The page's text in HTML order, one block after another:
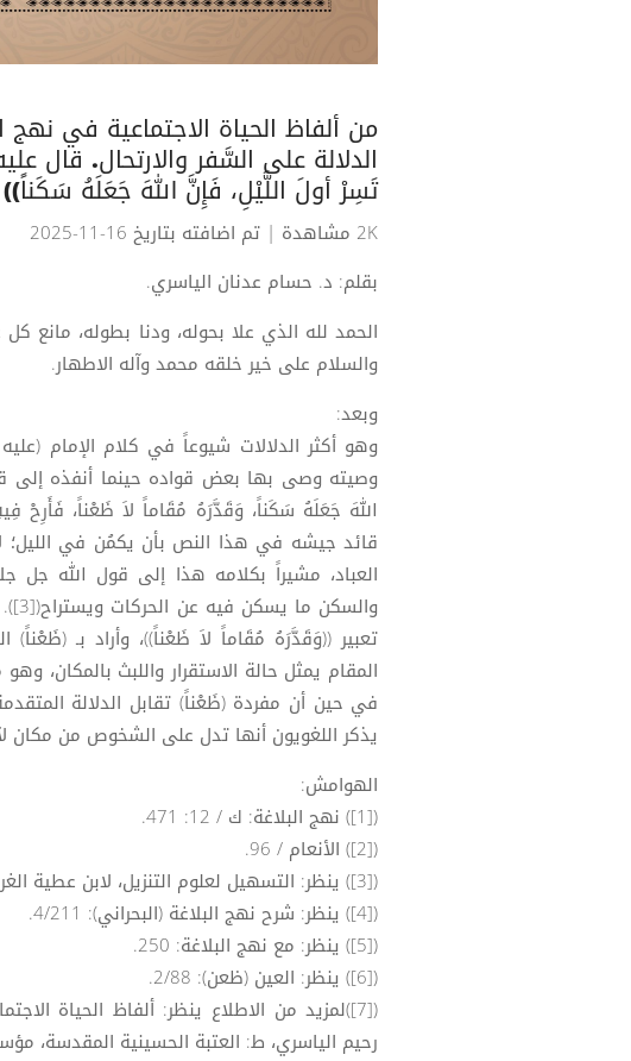
من ألفاظ الحياة الاجتماعية في نهج
الدلالة على السَّفر والارتحال. قال
تَسِرْ أولَ اللَّيْلِ، فَإِنَّ اللهَ جَعَلَهُ سَكَناً))
2K مشاهدة
| تم اضافته بتاريخ 16-11-2025
بقلم: د. حسام عدنان الياسري.
الحمد لله الذي علا بحوله، ودنا بطوله،
والسلام على خير خلقه محمد وآله الاطهار.
وبعد:
وهو أكثر الدلالات شيوعاً في كلام الإمام
وصيته وصى بها بعض قواده حينما أنفذه إلى
قائد جيشه في هذا النص بأن يكمُن في الليل؛
المقام يمثل حالة الاستقرار واللبث بالمكان،
يذكر اللغويون أنها تدل على الشخوص من مكان
الهوامش:
([1]) نهج البلاغة: ك / 12: 471.
([2]) الأنعام / 96.
([3]) ينظر: التسهيل لعلوم التنزيل، لابن عطية الغرناطي: 2/16.
([4]) ينظر: شرح نهج البلاغة (البحراني): 4/211.
([5]) ينظر: مع نهج البلاغة: 250.
([6]) ينظر: العين (ظعن): 2/88.
([7])لمزيد من الاطلاع ينظر: ألفاظ الحياة
رحيم الياسري، ط: العتبة الحسينية المقدسة، مؤسسة